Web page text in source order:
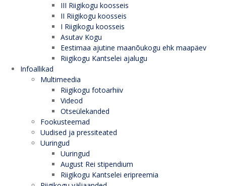
III Riigikogu koosseis
II Riigikogu koosseis
I Riigikogu koosseis
Asutav Kogu
Eestimaa ajutine maanõukogu ehk maapäev
Riigikogu Kantselei ajalugu
Infoallikad
Multimeedia
Riigikogu fotoarhiiv
Videod
Otseülekanded
Fookusteemad
Uudised ja pressiteated
Uuringud
Uuringud
August Rei stipendium
Riigikogu Kantselei eripreemia